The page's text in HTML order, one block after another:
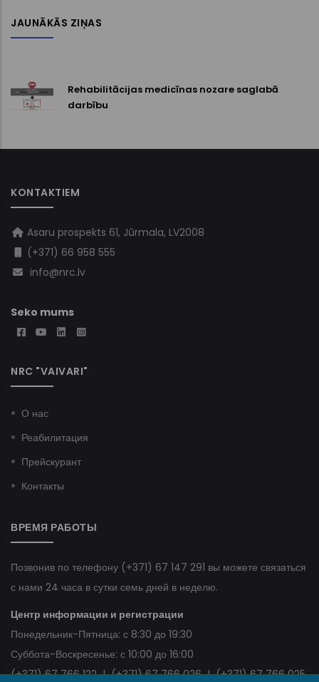
JAUNĀKĀS ZIŅAS
Rehabilitācijas medicīnas nozare saglabā
darbību
KONTAKTIEM
Asaru prospekts 61, Jūrmala, LV2008
(+371) 66 958 555
info@nrc.lv
Seko mums
NRC "VAIVARI"
О нас
Реабилитация
Прейскурант
Контакты
ВРЕМЯ РАБОТЫ
Позвонив по телефону (+371) 67 147 291 вы можете связаться
с нами 24 часа в сутки семь дней в неделю.
Центр информации и регистрации
Понедельник-Пятница: с 8:30 до 19:30
Суббота-Воскресенье: с 10:00 до 16:00
(+371) 67 766 122|(+371) 67 766 026|(+371) 67 766 025